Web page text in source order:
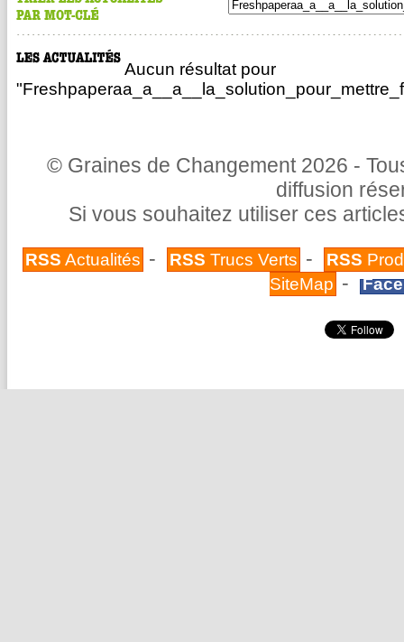
Aucun résultat pour
© Graines de Changement 2026 -
diffusion
Si vous souhaitez utiliser ces
RSS Actualités - RSS Trucs Verts - RSS
SiteMap -